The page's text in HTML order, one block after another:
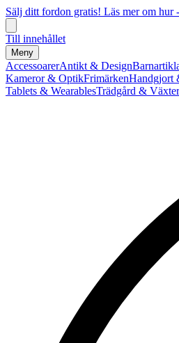
Sälj ditt fordon gratis! Läs mer om hur
Till innehållet
Meny
AccessoarerAntikt & Design
Kameror & OptikFrimärkenHandgjort
Tablets & WearablesTrädgård & Växter